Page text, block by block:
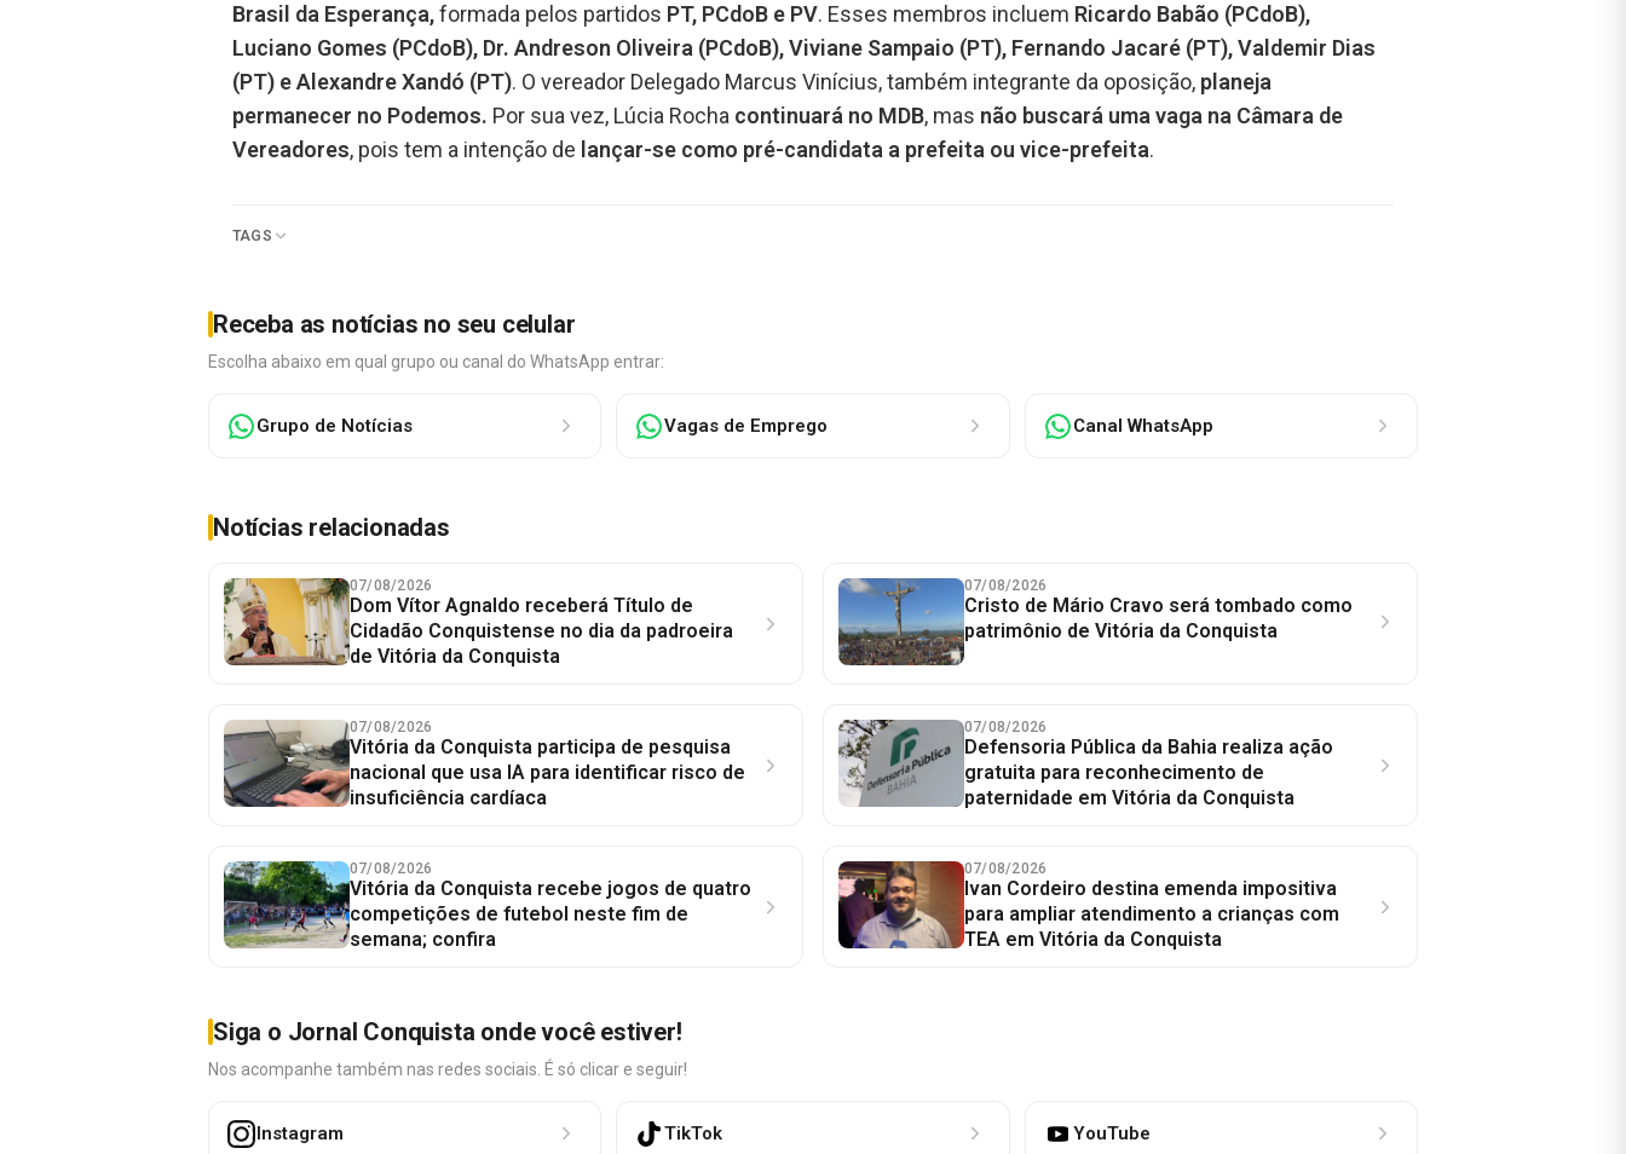
Brasil da Esperança,formada pelos partidos PT, PCdoB e PV. Esses membros incluem Ricardo Babão (PCdoB),
Luciano Gomes (PCdoB), Dr. Andreson Oliveira (PCdoB), Viviane Sampaio (PT), Fernando Jacaré (PT), Valdemir Dias
(PT) e Alexandre Xandó (PT). O vereador Delegado Marcus Vinícius, também integrante da oposição, planeja
permanecer no Podemos. Por sua vez, Lúcia Rocha continuará no MDB, mas não buscará uma vaga na Câmara de
Vereadores, pois tem a intenção de lançar-se como pré-candidata a prefeita ou vice-prefeita.
TAGS
Receba as notícias no seu celular
Escolha abaixo em qual grupo ou canal do WhatsApp entrar:
Grupo de Notícias Vagas de Emprego Canal WhatsApp
Notícias relacionadas
07/08/2026
Dom Vítor Agnaldo receberá Título de
Cidadão Conquistense no dia da padroeira
de Vitória da Conquista
07/08/2026
Cristo de Mário Cravo será tombado como
patrimônio de Vitória da Conquista
07/08/2026
Vitória da Conquista participa de pesquisa
nacional que usa IA para identificar risco de
insuficiência cardíaca
07/08/2026
Defensoria Pública da Bahia realiza ação
gratuita para reconhecimento de
paternidade em Vitória da Conquista
07/08/2026
Vitória da Conquista recebe jogos de quatro
competições de futebol neste fim de
semana; confira
07/08/2026
Ivan Cordeiro destina emenda impositiva
para ampliar atendimento a crianças com
TEA em Vitória da Conquista
Siga o Jornal Conquista onde você estiver!
Nos acompanhe também nas redes sociais. É só clicar e seguir!
Instagram TikTok YouTube